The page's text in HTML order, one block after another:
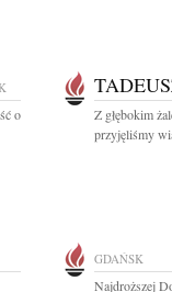
o
Z głębokim
przyjęliśmy
GDAŃSK
Najdroższej